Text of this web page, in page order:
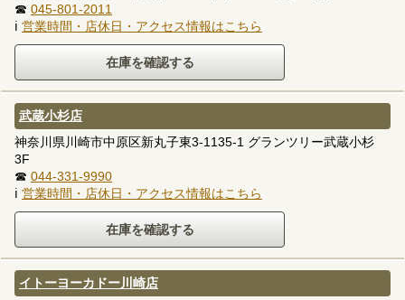
☎ 045-801-2011
ℹ 営業時間・店休日・アクセス情報はこちら
武蔵小杉店
神奈川県川崎市中原区新丸子東3-1135-1 グランツリー武蔵小杉
3F
☎ 044-331-9990
ℹ 営業時間・店休日・アクセス情報はこちら
イトーヨーカドー川崎店